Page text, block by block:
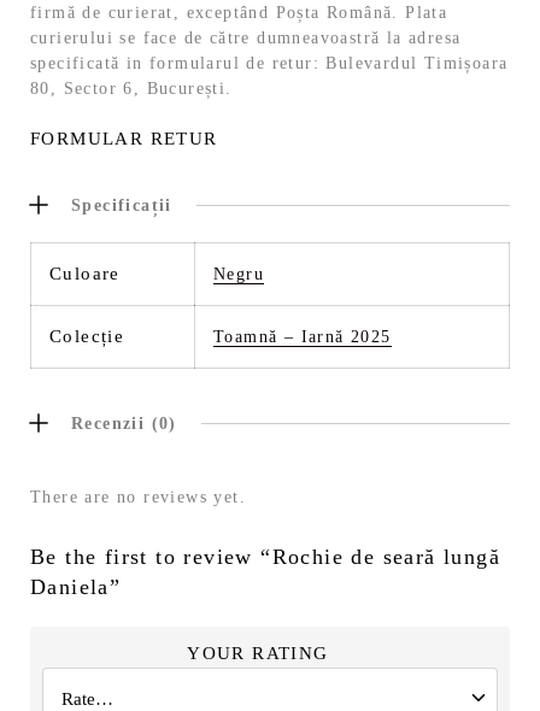
firmă de curierat, exceptând Poșta Română. Plata
curierului se face de către dumneavoastră la adresa
specificată in formularul de retur: Bulevardul Timișoara
80, Sector 6, București.
FORMULAR RETUR
Specificații
Culoare Negru
Colecție Toamnă – Iarnă 2025
Recenzii (0)
There are no reviews yet.
Be the first to review “Rochie de seară lungă
Daniela”
YOUR RATING